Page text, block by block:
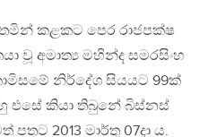
කළකට පෙර රාජපක්ෂ
වූ අමාත්‍ය මහින්ද සමරසිංහ
නිර්දේශ සියයට 99ක්
එසේ කියා තිබුනේ බිස්නස්
2013 මාර්තු 07දා ය.